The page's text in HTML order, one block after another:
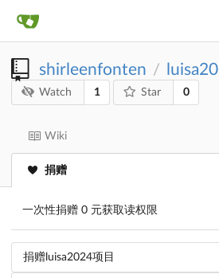
shirleenfonten /
Watch 1 Star 0
Wiki
捐赠
一次性捐赠 0 元获取读权限